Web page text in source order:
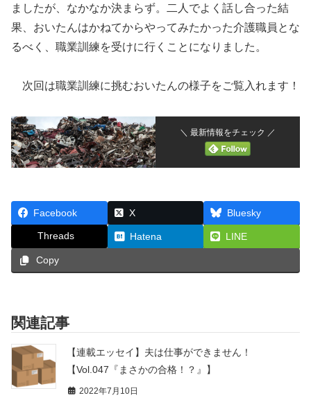
ましたが、なかなか決まらず。二人でよく話し合った結
果、おいたんはかねてからやってみたかった介護職員とな
るべく、職業訓練を受けに行くことになりました。
次回は職業訓練に挑むおいたんの様子をご覧入れます！
＼ 最新情報をチェック ／
Facebook X Bluesky
Threads Hatena LINE
Copy
関連記事
【連載エッセイ】夫は仕事ができません！
【Vol.047『まさかの合格！？』】
2022年7月10日